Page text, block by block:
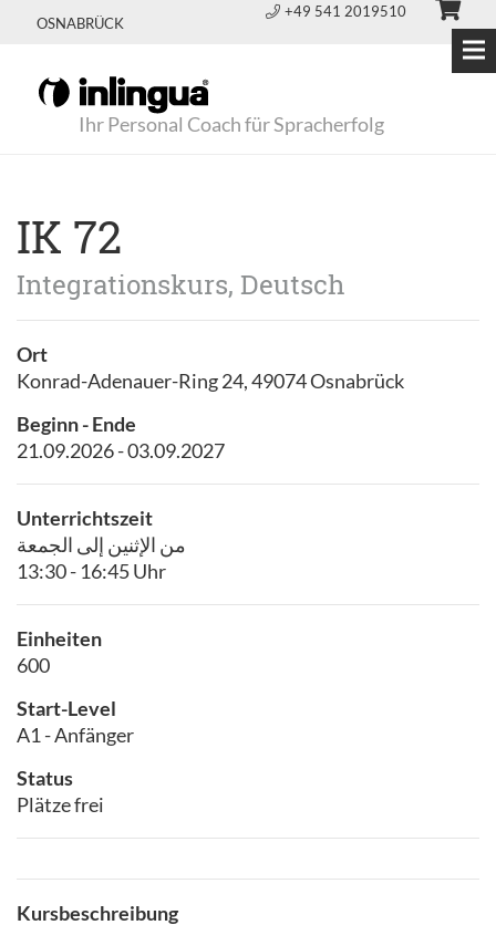
OSNABRÜCK
+49 541 2019510
Ihr Personal Coach für Spracherfolg
IK 72
Integrationskurs, Deutsch
Ort
Konrad-Adenauer-Ring 24, 49074 Osnabrück
Beginn - Ende
21.09.2026 - 03.09.2027
Unterrichtszeit
من الإثنين إلى الجمعة
13:30 - 16:45 Uhr
Einheiten
600
Start-Level
A1 - Anfänger
Status
Plätze frei
Kursbeschreibung